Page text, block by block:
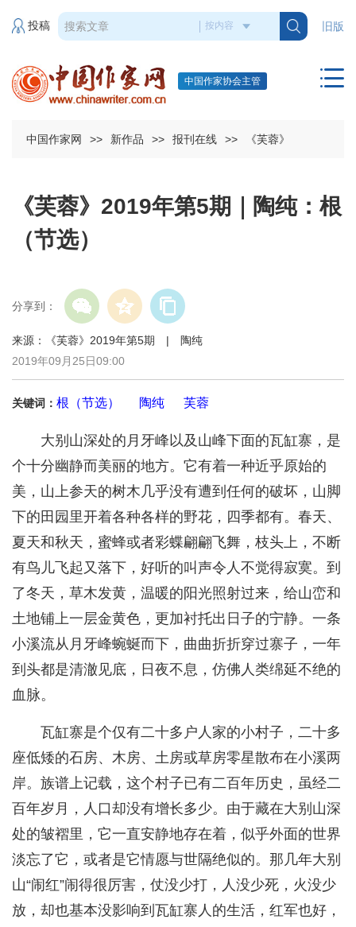
旧版
投稿
中国作家协会主管
中国作家网 >> 新作品 >> 报刊在线 >> 《芙蓉》
《芙蓉》2019年第5期｜陶纯：根
（节选）
分享到：
来源：《芙蓉》2019年第5期 | 陶纯
2019年09月25日09:00
关键词： 根（节选） 陶纯 芙蓉
大别山深处的月牙峰以及山峰下面的瓦缸寨，是
个十分幽静而美丽的地方。它有着一种近乎原始的
美，山上参天的树木几乎没有遭到任何的破坏，山脚
下的田园里开着各种各样的野花，四季都有。春天、
夏天和秋天，蜜蜂或者彩蝶翩翩飞舞，枝头上，不断
有鸟儿飞起又落下，好听的叫声令人不觉得寂寞。到
了冬天，草木发黄，温暖的阳光照射过来，给山峦和
土地铺上一层金黄色，更加衬托出日子的宁静。一条
小溪流从月牙峰蜿蜒而下，曲曲折折穿过寨子，一年
到头都是清澈见底，日夜不息，仿佛人类绵延不绝的
血脉。
瓦缸寨是个仅有二十多户人家的小村子，二十多
座低矮的石房、木房、土房或草房零星散布在小溪两
岸。族谱上记载，这个村子已有二百年历史，虽经二
百年岁月，人口却没有增长多少。由于藏在大别山深
处的皱褶里，它一直安静地存在着，似乎外面的世界
淡忘了它，或者是它情愿与世隔绝似的。那几年大别
山“闹红”闹得很厉害，仗没少打，人没少死，火没少
放，却也基本没影响到瓦缸寨人的生活，红军也好，